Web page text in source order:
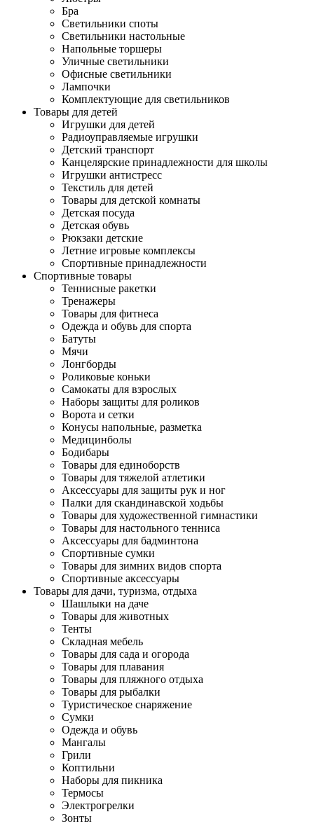
Бра
Светильники споты
Светильники настольные
Напольные торшеры
Уличные светильники
Офисные светильники
Лампочки
Комплектующие для светильников
Товары для детей
Игрушки для детей
Радиоуправляемые игрушки
Детский транспорт
Канцелярские принадлежности для школы
Игрушки антистресс
Текстиль для детей
Товары для детской комнаты
Детская посуда
Детская обувь
Рюкзаки детские
Летние игровые комплексы
Спортивные принадлежности
Спортивные товары
Теннисные ракетки
Тренажеры
Товары для фитнеса
Одежда и обувь для спорта
Батуты
Мячи
Лонгборды
Роликовые коньки
Самокаты для взрослых
Наборы защиты для роликов
Ворота и сетки
Конусы напольные, разметка
Медицинболы
Бодибары
Товары для единоборств
Товары для тяжелой атлетики
Аксессуары для защиты рук и ног
Палки для скандинавской ходьбы
Товары для художественной гимнастики
Товары для настольного тенниса
Аксессуары для бадминтона
Спортивные сумки
Товары для зимних видов спорта
Спортивные аксессуары
Товары для дачи, туризма, отдыха
Шашлыки на даче
Товары для животных
Тенты
Складная мебель
Товары для сада и огорода
Товары для плавания
Товары для пляжного отдыха
Товары для рыбалки
Туристическое снаряжение
Сумки
Одежда и обувь
Мангалы
Грили
Коптильни
Наборы для пикника
Термосы
Электрогрелки
Зонты